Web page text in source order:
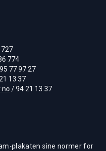
774
77 97 27
13 37
/ 94 21 13 37
plakaten sine normer for